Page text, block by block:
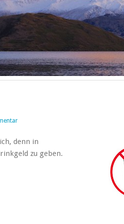
denn in
zu geben.